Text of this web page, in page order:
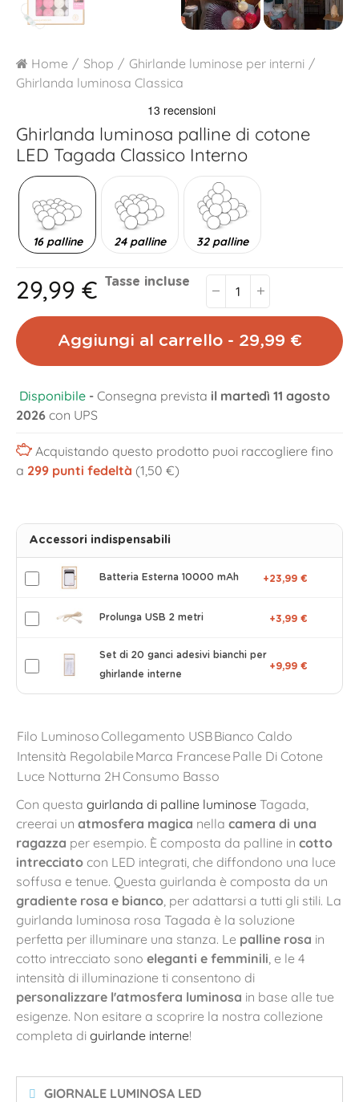
Home Shop
Ghirlande luminose per interni
Ghirlanda luminosa Classica
Ghirlanda luminosa palline di cotone
LED Tagada Classico Interno
16 palline 24 palline 32 palline
29,99 € Tasse incluse
Aggiungi al carrello - 29,99 €
Disponibile - Consegna prevista il martedì 11 agosto
2026 con UPS
Acquistando questo prodotto puoi raccogliere fino
a 299 punti fedeltà (1,50 €)
Accessori indispensabili
Batteria Esterna 10000 mAh +23,99 €
Prolunga USB 2 metri +3,99 €
Set di 20 ganci adesivi bianchi per
ghirlande interne
+9,99 €
Filo LuminosoCollegamento USBBianco Caldo
Intensità Regolabile Marca Francese Palle Di Cotone
Luce Notturna 2H Consumo Basso
Con questa guirlanda di palline luminose Tagada,
creerai un atmosfera magica nella camera di una
ragazza per esempio. È composta da palline in cotto
intrecciato con LED integrati, che diffondono una luce
soffusa e tenue. Questa guirlanda è composta da un
gradiente rosa e bianco, per adattarsi a tutti gli stili. La
guirlanda luminosa rosa Tagada è la soluzione
perfetta per illuminare una stanza. Le palline rosa in
cotto intrecciato sono eleganti e femminili, e le 4
intensità di illuminazione ti consentono di
personalizzare l'atmosfera luminosa in base alle tue
esigenze. Non esitare a scoprire la nostra collezione
completa di guirlande interne!
GIORNALE LUMINOSA LED